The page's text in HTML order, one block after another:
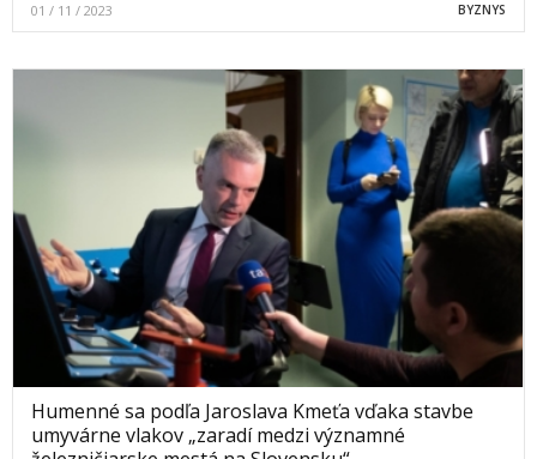
01 / 11 / 2023 BYZNYS
Humenné sa podľa Jaroslava Kmeťa vďaka stavbe
umyvárne vlakov „zaradí medzi významné